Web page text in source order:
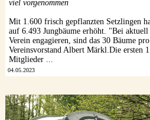
viel vorgenommen
Mit 1.600 frisch gepflanzten Setzlingen
auf 6.493 Jungbäume erhöht. "Bei
Verein engagieren, sind das 30 Bäume
Vereinsvorstand Albert Märkl.Die ersten
Mitglieder ...
04.05.2023